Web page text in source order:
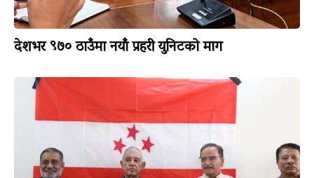
देशभर ९७० ठाउँमा नयाँ प्रहरी युनिटको माग